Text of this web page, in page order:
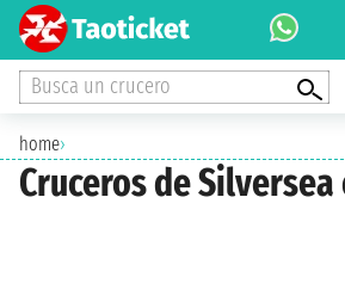
Busca un crucero
home›
Cruceros de Silversea